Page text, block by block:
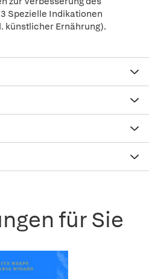
Spezielle Indikationen
künstlicher Ernährung).
für Sie